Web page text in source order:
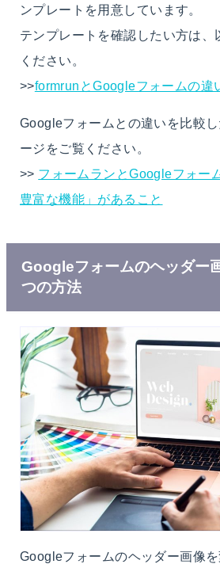
ンプレートを用意しています。
テンプレートを確認したい方は、
ください。
>>formrunとGoogleフォームの違
Googleフォームとの違いを比較
ージをご覧ください。
>> フォームランとGoogleフォー
豊富な機能」があること
Googleフォームのヘッダー
つの方法
Googleフォームのヘッダー画像